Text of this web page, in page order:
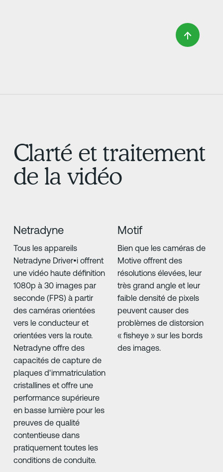
Clarté et traitement
de la vidéo
Netradyne
Tous les appareils
Netradyne Driver•i offrent
une vidéo haute définition
1080p à 30 images par
seconde (FPS) à partir
des caméras orientées
vers le conducteur et
orientées vers la route.
Netradyne offre des
capacités de capture de
plaques d'immatriculation
cristallines et offre une
performance supérieure
en basse lumière pour les
preuves de qualité
contentieuse dans
pratiquement toutes les
conditions de conduite.
Motif
Bien que les caméras de
Motive offrent des
résolutions élevées, leur
très grand angle et leur
faible densité de pixels
peuvent causer des
problèmes de distorsion
« fisheye » sur les bords
des images.